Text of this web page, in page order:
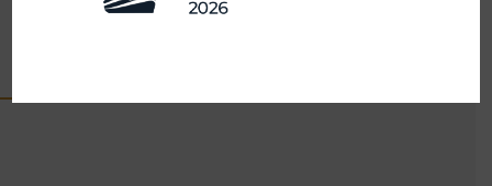
TV dall’emittente australiana. La parola più